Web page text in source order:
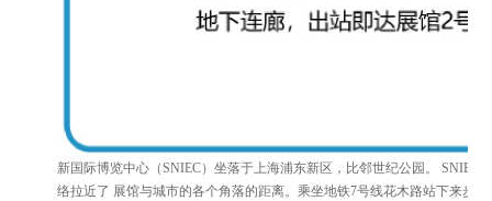
新国际博览中心（SNIEC）坐落于上海浦东新区，比邻世纪公园。
络拉近了 展馆与城市的各个角落的距离。乘坐地铁7号线花木路站下来步